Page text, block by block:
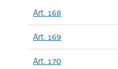
Art. 168
Art. 169
Art. 170